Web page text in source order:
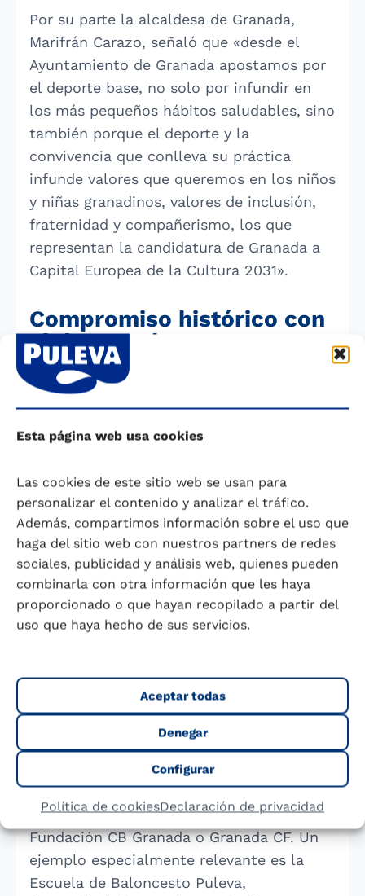
Esta página web usa cookies
Las cookies de este sitio web se usan para
personalizar el contenido y analizar el tráfico.
Además, compartimos información sobre el uso que
haga del sitio web con nuestros partners de redes
sociales, publicidad y análisis web, quienes pueden
combinarla con otra información que les haya
proporcionado o que hayan recopilado a partir del
uso que haya hecho de sus servicios.
Aceptar todas
Denegar
Configurar
Política de cookiesDeclaración de privacidad
Por su parte la alcaldesa de Granada,
Marifrán Carazo, señaló que «desde el
Ayuntamiento de Granada apostamos por
el deporte base, no solo por infundir en
los más pequeños hábitos saludables, sino
también porque el deporte y la
convivencia que conlleva su práctica
infunde valores que queremos en los niños
y niñas granadinos, valores de inclusión,
fraternidad y compañerismo, los que
representan la candidatura de Granada a
Capital Europea de la Cultura 2031».
Compromiso histórico con
el deporte base
El compromiso de Lactalis con la sociedad
futuro». Esta vocación se traduce en
regiones donde desarrolla su actividad,
con especial atención a las personas y a la
promoción de hábitos y estilos de vida
saludables.
Este compromiso no es nuevo. A lo largo
de los años, Lactalis Puleva ha impulsado
fomentar la práctica deportiva y el
bienestar infantil. Entre ellas destacan la
concurso de coreografías para promover el
ejercicio físico a través del baile, así como
acuerdos de colaboración con entidades
deportivas como Valencia Basket,
Fundación CB Granada o Granada CF. Un
ejemplo especialmente relevante es la
Escuela de Baloncesto Puleva,